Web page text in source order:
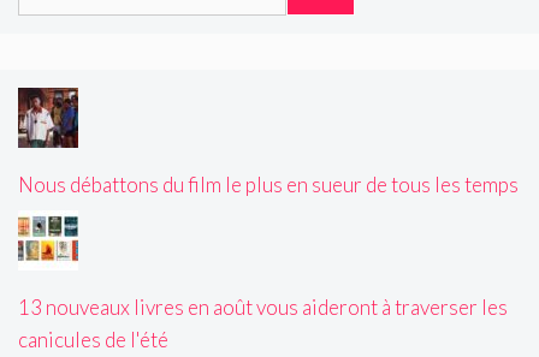
Nous débattons du film le plus en sueur de tous les temps
13 nouveaux livres en août vous aideront à traverser les
canicules de l'été